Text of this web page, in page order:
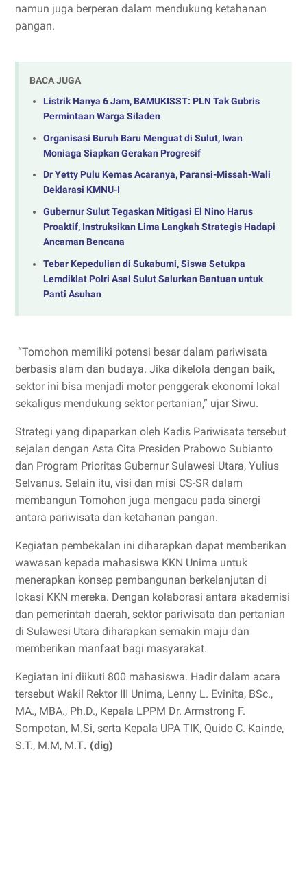
namun juga berperan dalam mendukung ketahanan
pangan.
BACA JUGA
Listrik Hanya 6 Jam, BAMUKISST: PLN Tak Gubris
Permintaan Warga Siladen
Organisasi Buruh Baru Menguat di Sulut, Iwan
Moniaga Siapkan Gerakan Progresif
Dr Yetty Pulu Kemas Acaranya, Paransi-Missah-Wali
Deklarasi KMNU-I
Gubernur Sulut Tegaskan Mitigasi El Nino Harus
Proaktif, Instruksikan Lima Langkah Strategis Hadapi
Ancaman Bencana
Tebar Kepedulian di Sukabumi, Siswa Setukpa
Lemdiklat Polri Asal Sulut Salurkan Bantuan untuk
Panti Asuhan
“Tomohon memiliki potensi besar dalam pariwisata
berbasis alam dan budaya. Jika dikelola dengan baik,
sektor ini bisa menjadi motor penggerak ekonomi lokal
sekaligus mendukung sektor pertanian,” ujar Siwu.
Strategi yang dipaparkan oleh Kadis Pariwisata tersebut
sejalan dengan Asta Cita Presiden Prabowo Subianto
dan Program Prioritas Gubernur Sulawesi Utara, Yulius
Selvanus. Selain itu, visi dan misi CS-SR dalam
membangun Tomohon juga mengacu pada sinergi
antara pariwisata dan ketahanan pangan.
Kegiatan pembekalan ini diharapkan dapat memberikan
wawasan kepada mahasiswa KKN Unima untuk
menerapkan konsep pembangunan berkelanjutan di
lokasi KKN mereka. Dengan kolaborasi antara akademisi
dan pemerintah daerah, sektor pariwisata dan pertanian
di Sulawesi Utara diharapkan semakin maju dan
memberikan manfaat bagi masyarakat.
Kegiatan ini diikuti 800 mahasiswa. Hadir dalam acara
tersebut Wakil Rektor III Unima, Lenny L. Evinita, BSc.,
MA., MBA., Ph.D., Kepala LPPM Dr. Armstrong F.
Sompotan, M.Si, serta Kepala UPA TIK, Quido C. Kainde,
S.T., M.M, M.T. (dig)